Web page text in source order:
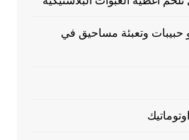
حبيبات وتعبئة مساحيق في